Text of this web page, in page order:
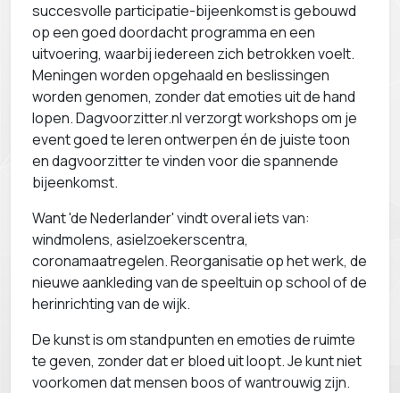
succesvolle participatie-bijeenkomst is gebouwd
op een goed doordacht programma en een
uitvoering, waarbij iedereen zich betrokken voelt.
Meningen worden opgehaald en beslissingen
worden genomen, zonder dat emoties uit de hand
lopen. Dagvoorzitter.nl verzorgt workshops om je
event goed te leren ontwerpen én de juiste toon
en dagvoorzitter te vinden voor die spannende
bijeenkomst.
Want 'de Nederlander' vindt overal iets van:
windmolens, asielzoekerscentra,
coronamaatregelen. Reorganisatie op het werk, de
nieuwe aankleding van de speeltuin op school of de
herinrichting van de wijk.
De kunst is om standpunten en emoties de ruimte
te geven, zonder dat er bloed uit loopt. Je kunt niet
voorkomen dat mensen boos of wantrouwig zijn.